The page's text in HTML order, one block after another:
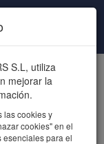
S.L, utiliza
mejorar la
las cookies y
cookies" en el
esenciales para el